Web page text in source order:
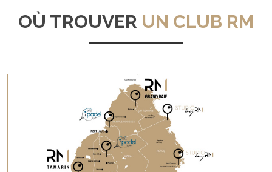
OÙ TROUVER UN CLUB RM